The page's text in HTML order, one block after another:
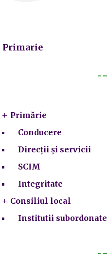
Primarie
Primărie
Conducere
Direcții și servicii
SCIM
Integritate
Consiliul local
Institutii subordonate